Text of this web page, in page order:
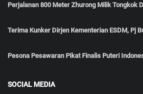
Perjalanan 800 Meter Zhurong Milik Tongkok
Terima Kunker Dirjen Kementerian ESDM, Pj
Pesona Pesawaran Pikat Finalis Puteri
SOCIAL MEDIA